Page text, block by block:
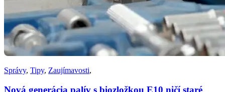
Správy, Tipy, Zaujímavosti,
Nová generácia palív s biozložkou E10 ničí staré